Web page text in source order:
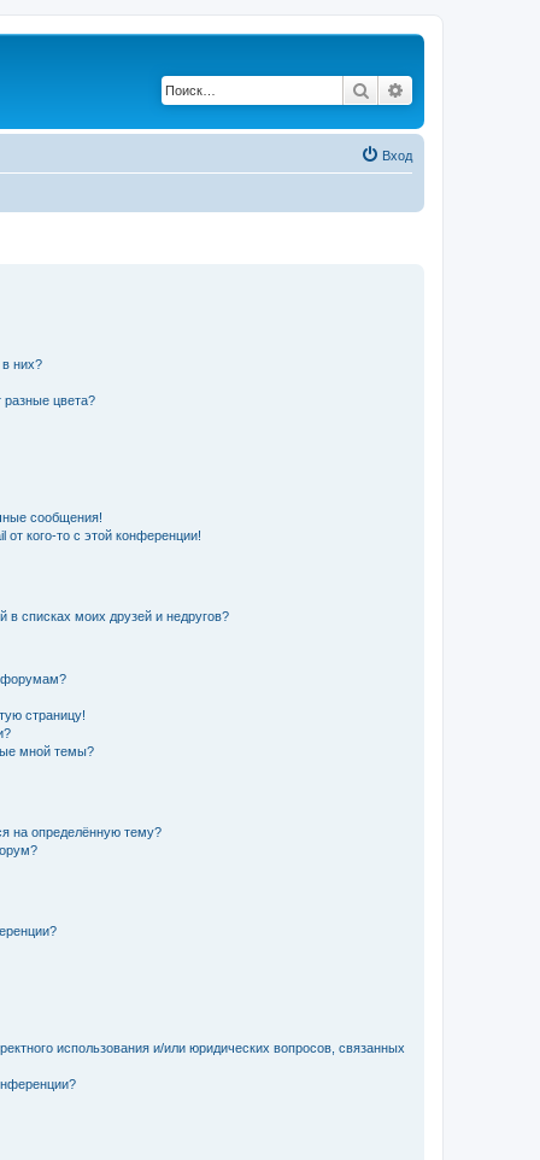
Поиск
Вход
в них?
цвета?
сообщения!
кого-то с этой конференции!
в списках моих друзей и недругов?
форумам?
страницу!
мной темы?
на определённую тему?
использования и/или юридических вопросов, связанных